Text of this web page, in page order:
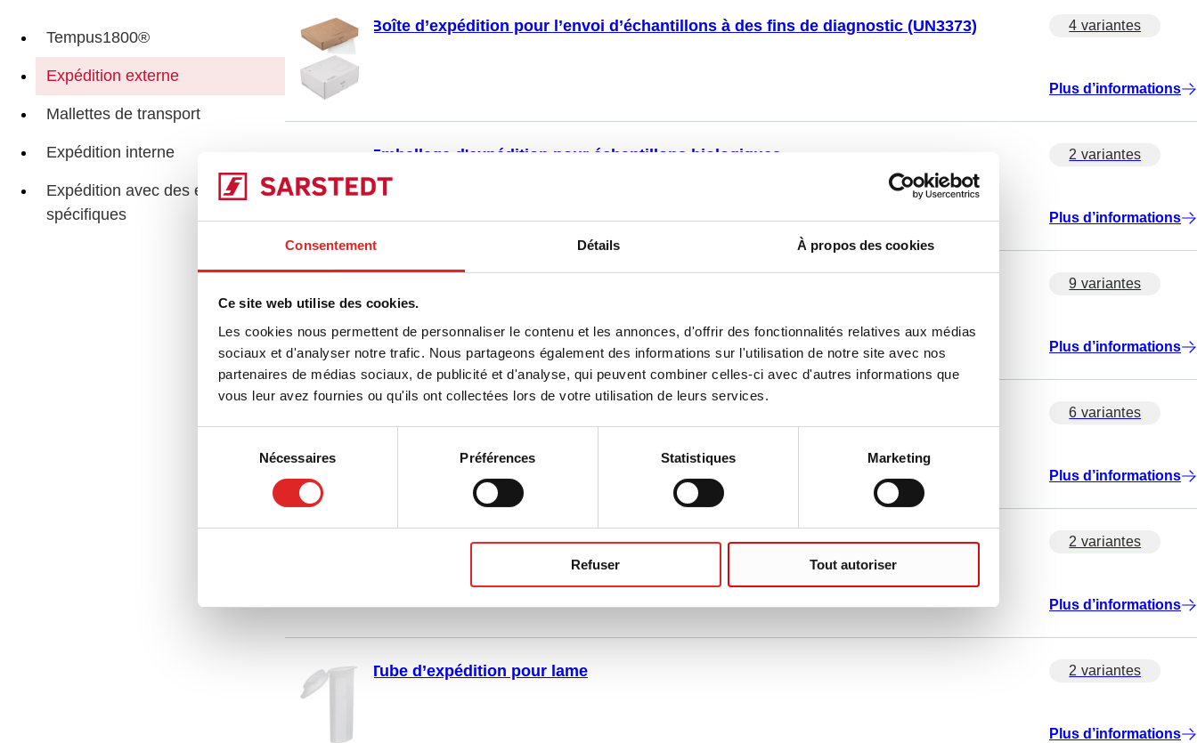
Consentement Détails À propos des cookies
Ce site web utilise des cookies.
Les cookies nous permettent de personnaliser le contenu et les annonces, d'offrir des fonctionnalités relatives aux médias
sociaux et d'analyser notre trafic. Nous partageons également des informations sur l'utilisation de notre site avec nos
partenaires de médias sociaux, de publicité et d'analyse, qui peuvent combiner celles-ci avec d'autres informations que
vous leur avez fournies ou qu'ils ont collectées lors de votre utilisation de leurs services.
consentement
Nécessaires Préférences Statistiques Marketing
Refuser Tout autoriser
Tempus1800®
Expédition externe
Mallettes de transport
Expédition interne
Expédition avec des exigences
spécifiques
Boîte d’expédition pour l’envoi d’échantillons à des fins de diagnostic (UN3373) 4 variantes
Plus d’informations
Emballage d'expédition pour échantillons biologiques 2 variantes
Plus d’informations
9 variantes
Plus d’informations
6 variantes
Plus d’informations
Couches absorbantes pour récipients d’expédition 2 variantes
Plus d’informations
Tube d’expédition pour lame 2 variantes
Plus d’informations